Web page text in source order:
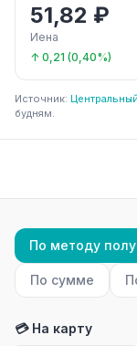
51,82 ₽
Иена
↑ 0,21 (0,40%)
Источник:
будням.
По методу
По сумме
💳 На карту